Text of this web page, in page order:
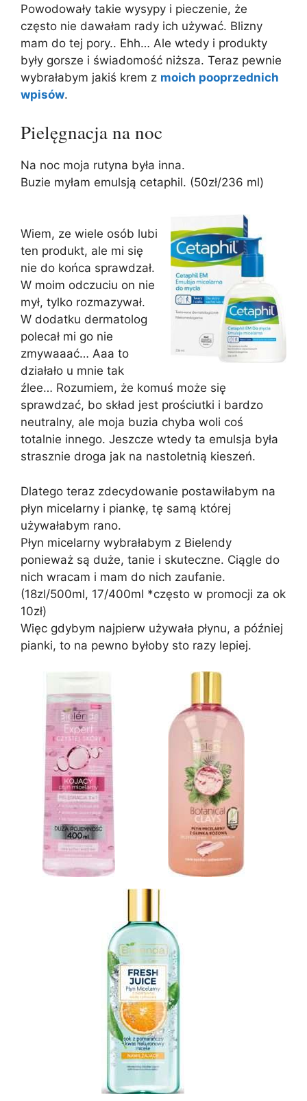
Powodowały takie wysypy i pieczenie, że
często nie dawałam rady ich używać. Blizny
mam do tej pory.. Ehh… Ale wtedy i produkty
były gorsze i świadomość niższa. Teraz pewnie
wybrałabym jakiś krem z moich pooprzednich
wpisów.
Pielęgnacja na noc
Na noc moja rutyna była inna.
Buzie myłam emulsją cetaphil. (50zł/236 ml)
Wiem, ze wiele osób lubi
ten produkt, ale mi się
nie do końca sprawdzał.
W moim odczuciu on nie
mył, tylko rozmazywał.
W dodatku dermatolog
polecał mi go nie
zmywaaać… Aaa to
działało u mnie tak
źlee… Rozumiem, że komuś może się
sprawdzać, bo skład jest prościutki i bardzo
neutralny, ale moja buzia chyba woli coś
totalnie innego. Jeszcze wtedy ta emulsja była
strasznie droga jak na nastoletnią kieszeń.
Dlatego teraz zdecydowanie postawiłabym na
płyn micelarny i piankę, tę samą której
używałabym rano.
Płyn micelarny wybrałabym z Bielendy
ponieważ są duże, tanie i skuteczne. Ciągle do
nich wracam i mam do nich zaufanie.
(18zl/500ml, 17/400ml *często w promocji za ok
10zł)
Więc gdybym najpierw używała płynu, a później
pianki, to na pewno byłoby sto razy lepiej.